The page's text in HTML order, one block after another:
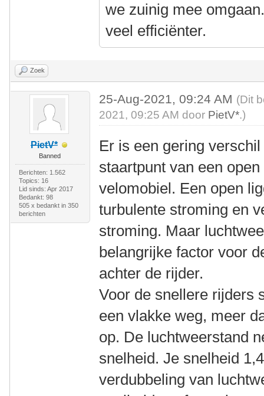
we zuinig mee
veel efficiënter.
Zoek
PietV*
Banned
Berichten: 1.562
Topics: 16
Lid sinds: Apr 2017
Bedankt: 98
505 x bedankt in 350
berichten
25-Aug-2021, 09:24 AM (Dit
2021, 09:25 AM door PietV*.)
Er is een gering
staartpunt van een
velomobiel. Een open
turbulente stroming en
stroming. Maar
belangrijke factor voor
achter de rijder.
Voor de snellere rijders
een vlakke weg, meer
op. De luchtweerstand
snelheid. Je snelheid
verdubbeling van